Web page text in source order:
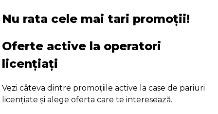
Nu rata cele mai tari promoții!
Oferte active la operatori
licențiați
Vezi câteva dintre promoțiile active la case de pariuri
licențiate și alege oferta care te interesează.